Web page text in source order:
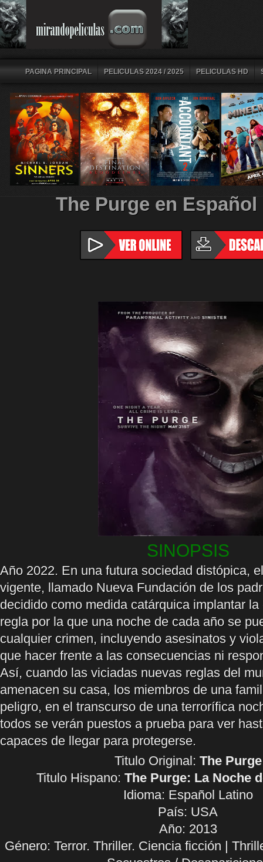
PAGINA PRINCIPAL PELICULAS 2024 / 2025 PELICULAS HD
The Purge en
SINOPSIS
Año 2022. En una futura sociedad distópica,
vigente, llamado Nueva Fundación de los
decidido como medida catárquica implantar
regla por la que una noche de cada año se
cualquier crimen, incluyendo asesinatos y
que hacer frente a las consecuencias ni
Así, cuando las viciadas nuevas reglas del
amenacen su casa, los miembros de una
peligro, en el transcurso de una terrorífica
todos se verán puestos a prueba para ver
capaces de llegar para protegerse.
Titulo Original: The Purge
Titulo Hispano: The Purge: La Noche
Idioma: Español Latino
País: USA
Año: 2013
Género: Terror. Thriller. Ciencia ficción |